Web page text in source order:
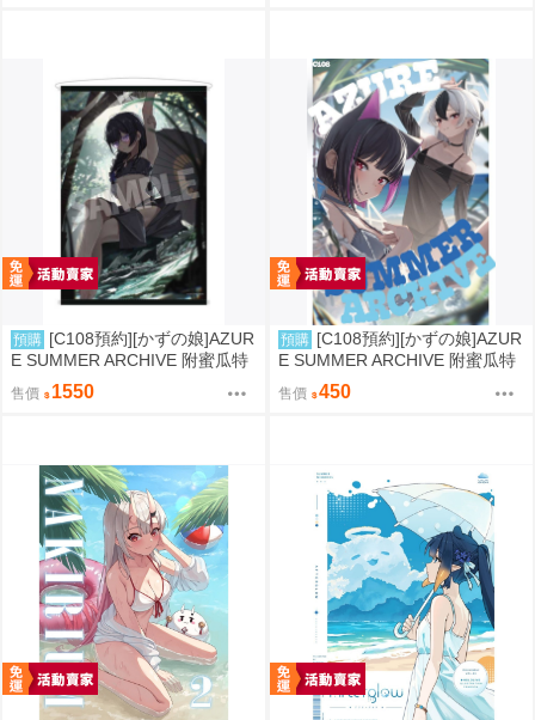
預購 [C108預約][かずの娘]AZUR
E SUMMER ARCHIVE 附蜜瓜特
典小卡+B2掛軸 蔚藍檔案 同人誌i
d=3726220
售價 1550
預購 [C108預約][かずの娘]AZUR
E SUMMER ARCHIVE 附蜜瓜特
典小卡 蔚藍檔案 同人誌id=3786
337
售價 450